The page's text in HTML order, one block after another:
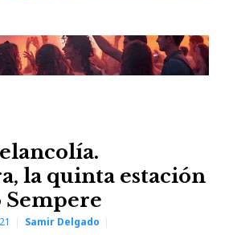
la quinta estación
Sempere
Samir Delgado